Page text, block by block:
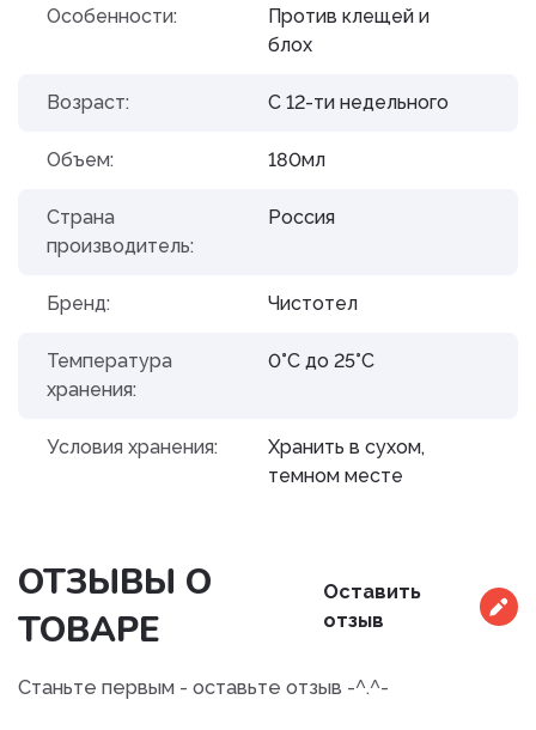
Особенности:
Против клещей и
блох
Возраст: С 12-ти недельного
Объем: 180мл
Страна
производитель:
Россия
Бренд: Чистотел
Температура
хранения:
0°С до 25°С
Условия хранения:
Хранить в сухом,
темном месте
ОТЗЫВЫ О
ТОВАРЕ
Оставить
отзыв
Станьте первым - оставьте отзыв -^.^-